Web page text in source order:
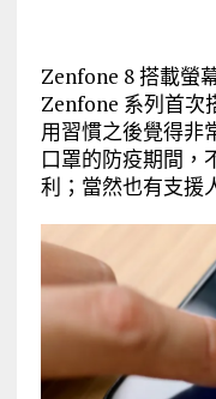
Zenfone 8 搭載螢
Zenfone 系列首次
用習慣之後覺得非
口罩的防疫期間，
利；當然也有支援